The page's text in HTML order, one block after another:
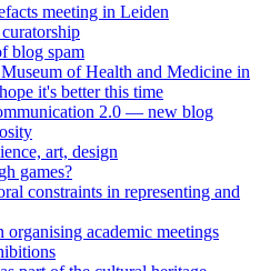
meeting in Leiden
blog spam
of Health and Medicine in
it's better this time
2.0 — new blog
art, design
games?
constraints in representing and
organising academic meetings